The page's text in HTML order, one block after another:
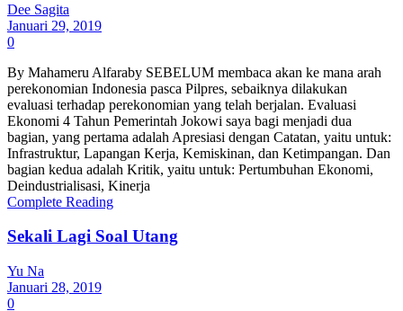
Dee Sagita
Januari 29, 2019
0
By Mahameru Alfaraby SEBELUM membaca akan ke mana arah
perekonomian Indonesia pasca Pilpres, sebaiknya dilakukan
evaluasi terhadap perekonomian yang telah berjalan. Evaluasi
Ekonomi 4 Tahun Pemerintah Jokowi saya bagi menjadi dua
bagian, yang pertama adalah Apresiasi dengan Catatan, yaitu untuk:
Infrastruktur, Lapangan Kerja, Kemiskinan, dan Ketimpangan. Dan
bagian kedua adalah Kritik, yaitu untuk: Pertumbuhan Ekonomi,
Deindustrialisasi, Kinerja
Complete Reading
Sekali Lagi Soal Utang
Yu Na
Januari 28, 2019
0